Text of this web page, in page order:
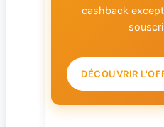
cashback
DÉCOUVRIR